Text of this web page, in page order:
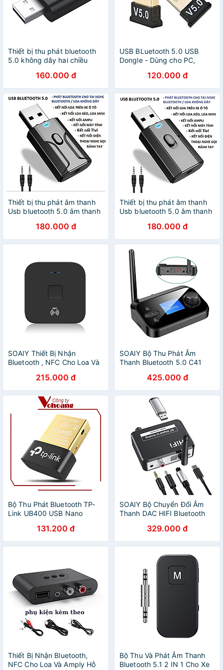
Thiết bị thu phát bluetooth
5.0 không dây hai chiều
nhạc D878 ( hàng nhập
khẩu )
160.000 đ
USB BLuetooth 5.0 USB
Dongle - Dùng cho PC,
loa bluetooth, gamepad -
Hàng Nhập Khẩu BỘ
CHUYỂN ĐỔI KHÔNG DÂY
Giao Mẫu Ngẫu Nhiên
120.000 đ
Thiết bị thu phát âm thanh
Usb bluetooth 5.0 âm thanh
3.5mm cho loa, ô tô tai nghe
bluetooth biến loa thường
thành loa Bluetooth, Không
Máy Tính Laptop Kết Nối
Điện Thoại Nghe Gọi Rảnh
180.000 đ
Thiết bị thu phát âm thanh
Usb bluetooth 5.0 âm thanh
3.5mm cho loa, ô tô tai nghe
bluetooth, biến loa thường
thành loa Bluetooth, Hàng
Chính Hãng
180.000 đ
SOAIY Thiết Bị Nhận
Bluetooth , NFC Cho Loa Và
215.000 đ
SOAIY Bộ Thu Phát Âm
Thanh Bluetooth 5.0 C41
Hàng Nhập Khẩu
425.000 đ
Bộ Thu Phát Bluetooth TP-
Link UB400 USB Nano
131.200 đ
SOAIY Bộ Chuyển Đổi Âm
Thanh DAC HIFI Bluetooth
- Hàng Nhập Khẩu
329.000 đ
Thiết Bị Nhận Bluetooth,
NFC Cho Loa Và Amply Hỗ
Bộ Thu Và Phát Âm Thanh
Bluetooth 5.1 2 IN 1 Cho Xe